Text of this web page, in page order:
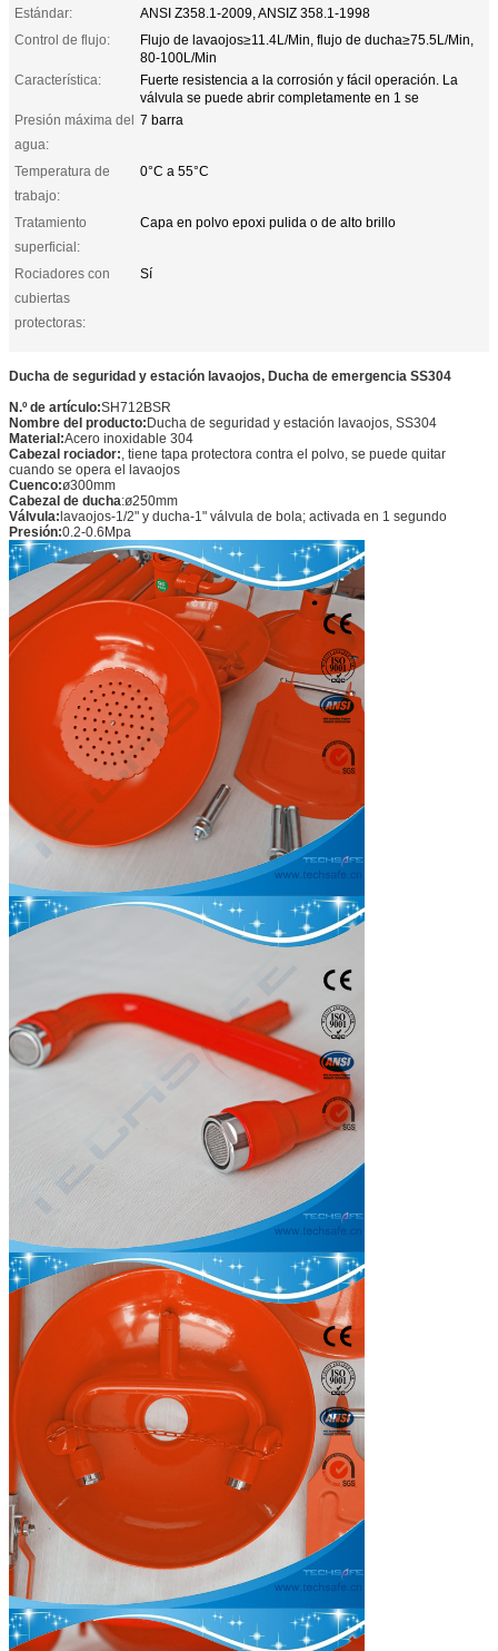
Estándar:
ANSI Z358.1-2009, ANSIZ 358.1-1998
Control de flujo:
Flujo de lavaojos≥11.4L/Min, flujo de ducha≥75.5L/Min,
80-100L/Min
Característica:
Fuerte resistencia a la corrosión y fácil operación. La
válvula se puede abrir completamente en 1 se
Presión máxima del
agua:
7 barra
Temperatura de
trabajo:
0°C a 55°C
Tratamiento
superficial:
Capa en polvo epoxi pulida o de alto brillo
Rociadores con
cubiertas
protectoras:
Sí
Ducha de seguridad y estación lavaojos, Ducha de emergencia SS304
N.º de artículo:SH712BSR
Nombre del producto:Ducha de seguridad y estación lavaojos, SS304
Material:Acero inoxidable 304
Cabezal rociador:, tiene tapa protectora contra el polvo, se puede quitar
cuando se opera el lavaojos
Cuenco:ø300mm
Cabezal de ducha:ø250mm
Válvula:lavaojos-1/2" y ducha-1" válvula de bola; activada en 1 segundo
Presión:0.2-0.6Mpa